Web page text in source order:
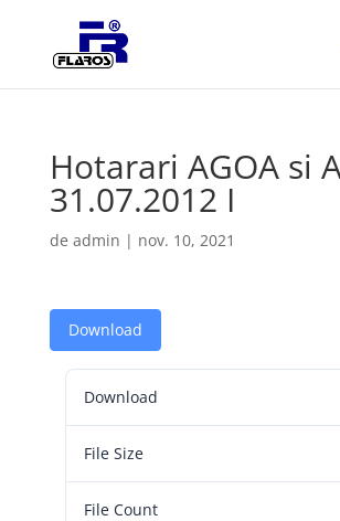
Hotarari AGOA si
31.07.2012 I
de admin | nov. 10, 2021
Download
Download
File Size
File Count